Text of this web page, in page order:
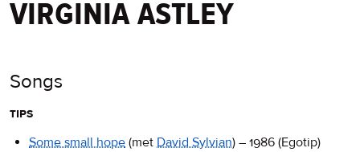
virginia astley
Songs
tips
Some small hope (met David Sylvian) – 1986 (Egotip)